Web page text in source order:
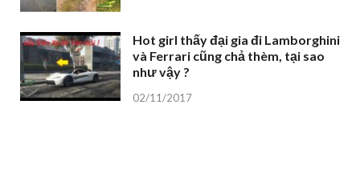
Hot girl thấy đại gia đi Lamborghini
và Ferrari cũng chả thèm, tại sao
như vậy ?
02/11/2017